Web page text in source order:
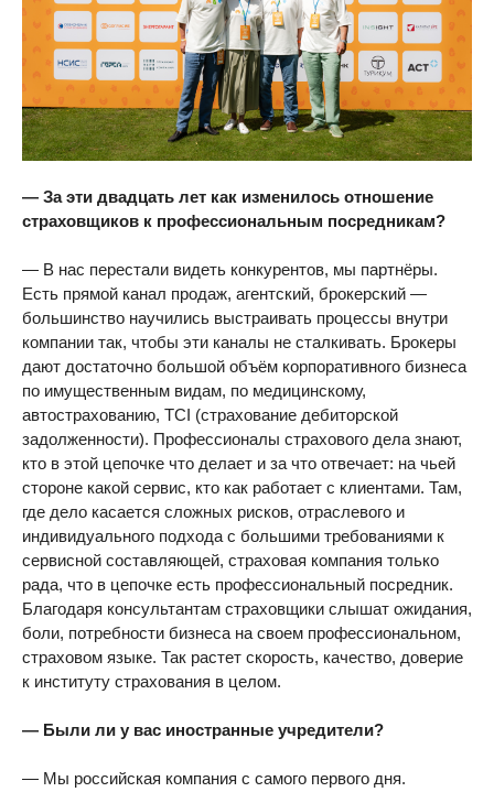
— За эти двадцать лет как изменилось отношение
страховщиков к профессиональным посредникам?
— В нас перестали видеть конкурентов, мы партнёры.
Есть прямой канал продаж, агентский, брокерский —
большинство научились выстраивать процессы внутри
компании так, чтобы эти каналы не сталкивать. Брокеры
дают достаточно большой объём корпоративного бизнеса
по имущественным видам, по медицинскому,
автострахованию, TCI (страхование дебиторской
задолженности). Профессионалы страхового дела знают,
кто в этой цепочке что делает и за что отвечает: на чьей
стороне какой сервис, кто как работает с клиентами. Там,
где дело касается сложных рисков, отраслевого и
индивидуального подхода с большими требованиями к
сервисной составляющей, страховая компания только
рада, что в цепочке есть профессиональный посредник.
Благодаря консультантам страховщики слышат ожидания,
боли, потребности бизнеса на своем профессиональном,
страховом языке. Так растет скорость, качество, доверие
к институту страхования в целом.
— Были ли у вас иностранные учредители?
— Мы российская компания с самого первого дня.